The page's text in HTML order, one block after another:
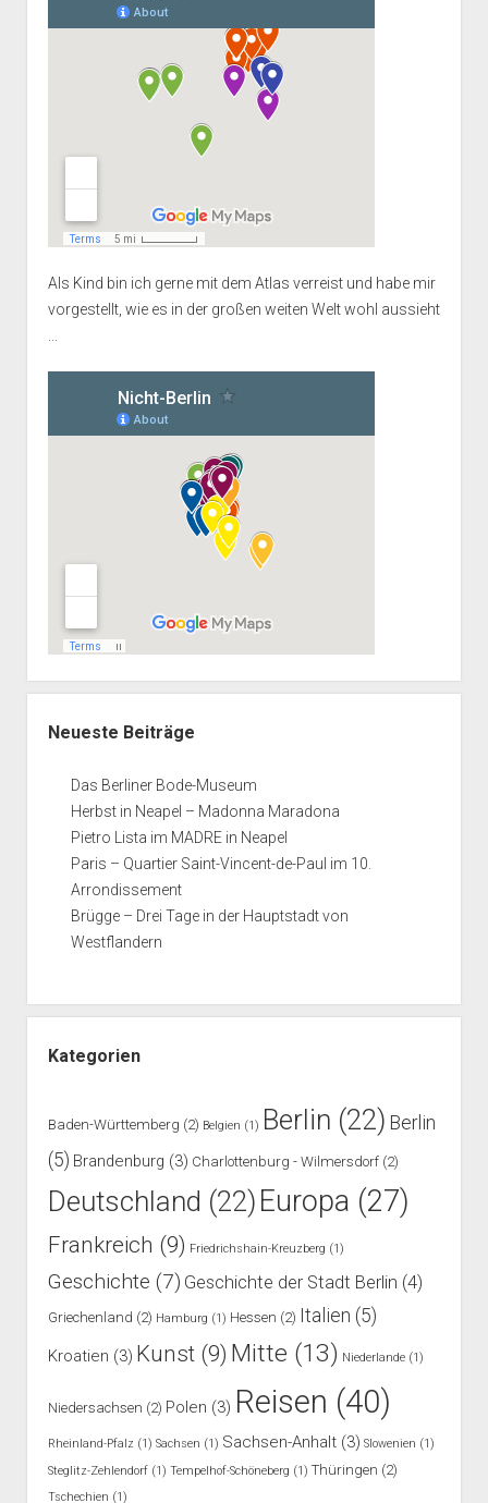
Als Kind bin ich gerne mit dem Atlas verreist und habe mir
vorgestellt, wie es in der großen weiten Welt wohl aussieht
...
Neueste Beiträge
Das Berliner Bode-Museum
Herbst in Neapel – Madonna Maradona
Pietro Lista im MADRE in Neapel
Paris – Quartier Saint-Vincent-de-Paul im 10.
Arrondissement
Brügge – Drei Tage in der Hauptstadt von
Westflandern
Kategorien
Baden-Württemberg (2) Belgien (1) Berlin (22) Berlin
(5) Brandenburg (3) Charlottenburg - Wilmersdorf(2)
Deutschland (22) Europa (27)
Frankreich (9) Friedrichshain-Kreuzberg (1)
Geschichte (7) Geschichte der Stadt Berlin (4)
Griechenland (2) Hamburg (1) Hessen (2) Italien (5)
Kroatien (3) Kunst(9) Mitte (13) Niederlande(1)
Niedersachsen (2) Polen (3) Reisen (40)
Rheinland-Pfalz(1) Sachsen (1) Sachsen-Anhalt(3) Slowenien (1)
Steglitz-Zehlendorf (1) Tempelhof-Schöneberg (1) Thüringen (2)
Tschechien (1)